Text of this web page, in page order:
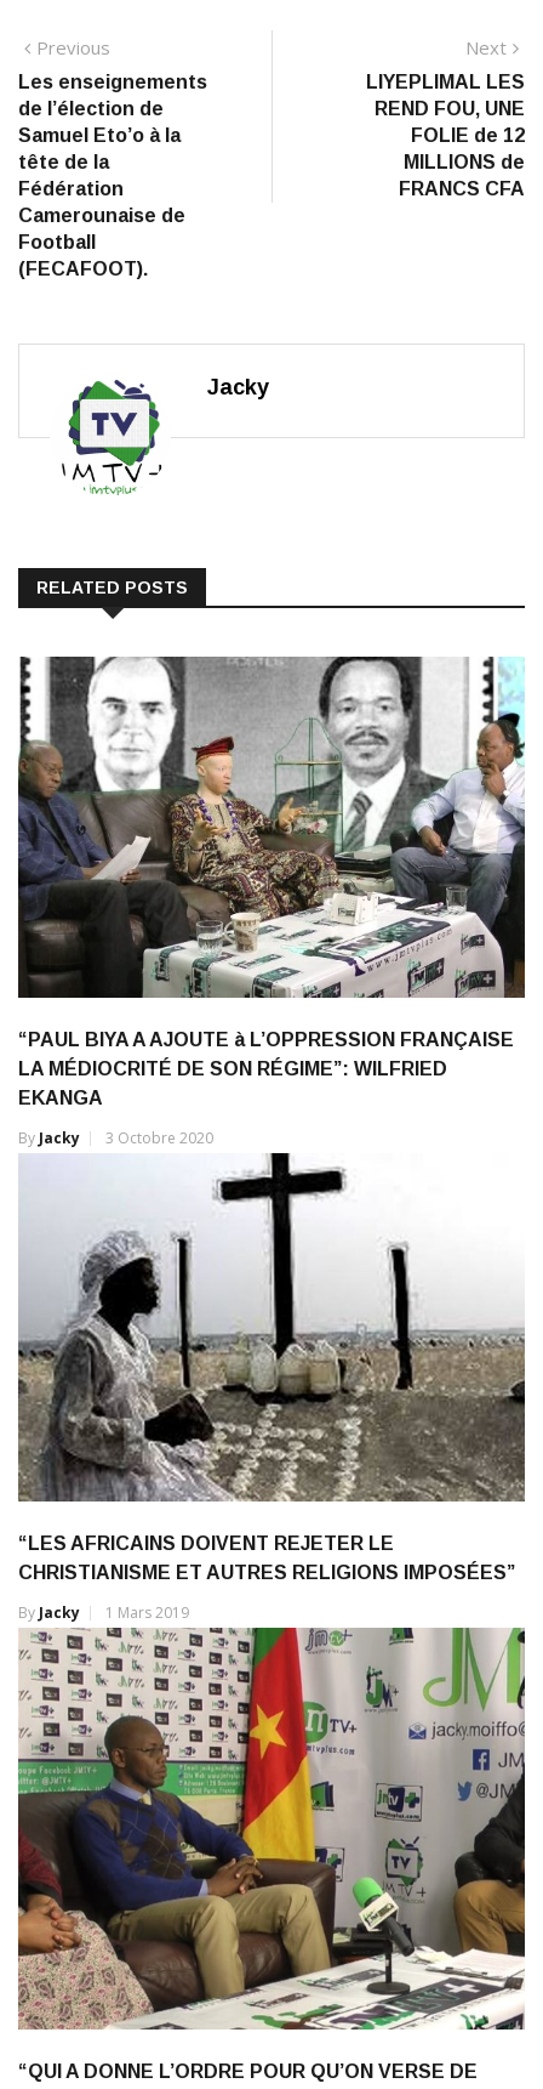
Navigation
de
l’article
Previous
post:
Les enseignements
de l’élection de
Samuel Eto’o à la
tête de la
Fédération
Camerounaise de
Football
(FECAFOOT).
Next
LIYEPLIMAL LES
REND FOU, UNE
FOLIE de 12
MILLIONS de
FRANCS CFA
Jacky
RELATED POSTS
“PAUL BIYA A AJOUTE à L’OPPRESSION FRANÇAISE
LA MÉDIOCRITÉ DE SON RÉGIME”: WILFRIED
EKANGA
By Jacky 3 Octobre 2020
“LES AFRICAINS DOIVENT REJETER LE
CHRISTIANISME ET AUTRES RELIGIONS IMPOSÉES”
By Jacky 1 Mars 2019
“QUI A DONNE L’ORDRE POUR QU’ON VERSE DE